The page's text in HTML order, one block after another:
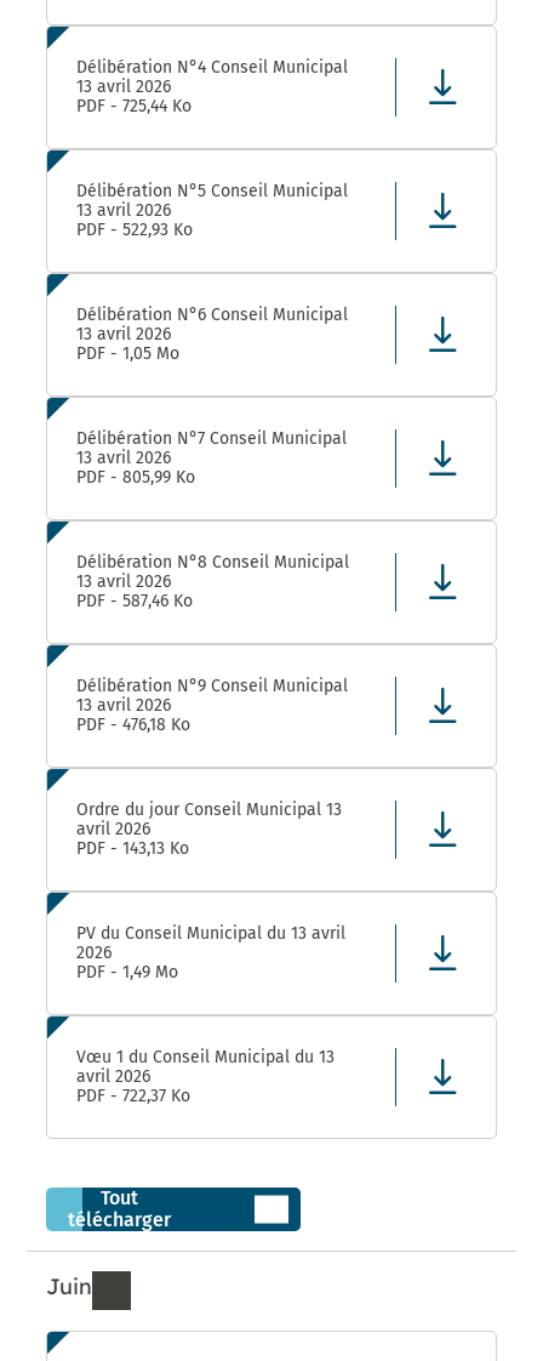
Délibération N°4 Conseil Municipal
13 avril 2026
PDF - 725,44 Ko
Délibération N°5 Conseil Municipal
13 avril 2026
PDF - 522,93 Ko
Délibération N°6 Conseil Municipal
13 avril 2026
PDF - 1,05 Mo
Délibération N°7 Conseil Municipal
13 avril 2026
PDF - 805,99 Ko
Délibération N°8 Conseil Municipal
13 avril 2026
PDF - 587,46 Ko
Délibération N°9 Conseil Municipal
13 avril 2026
PDF - 476,18 Ko
Ordre du jour Conseil Municipal 13
avril 2026
PDF - 143,13 Ko
PV du Conseil Municipal du 13 avril
2026
PDF - 1,49 Mo
Vœu 1 du Conseil Municipal du 13
avril 2026
PDF - 722,37 Ko
Tout
télécharger
Juin
Ressources de Juin 2026